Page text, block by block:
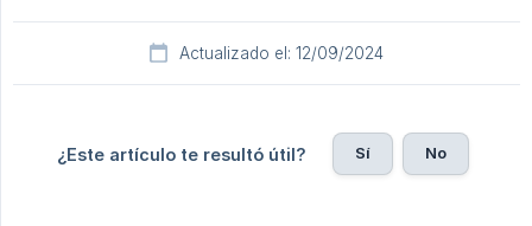
Actualizado el: 12/09/2024
¿Este artículo te resultó útil? Sí No